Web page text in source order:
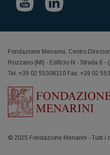
Fondazione Menarini, Centro
Rozzano (MI) - Edificio N - Strada 8 -
Tel. +39 02 55308110 Fax: +39 02
© 2025 Fondazione Menarini - Tutti i